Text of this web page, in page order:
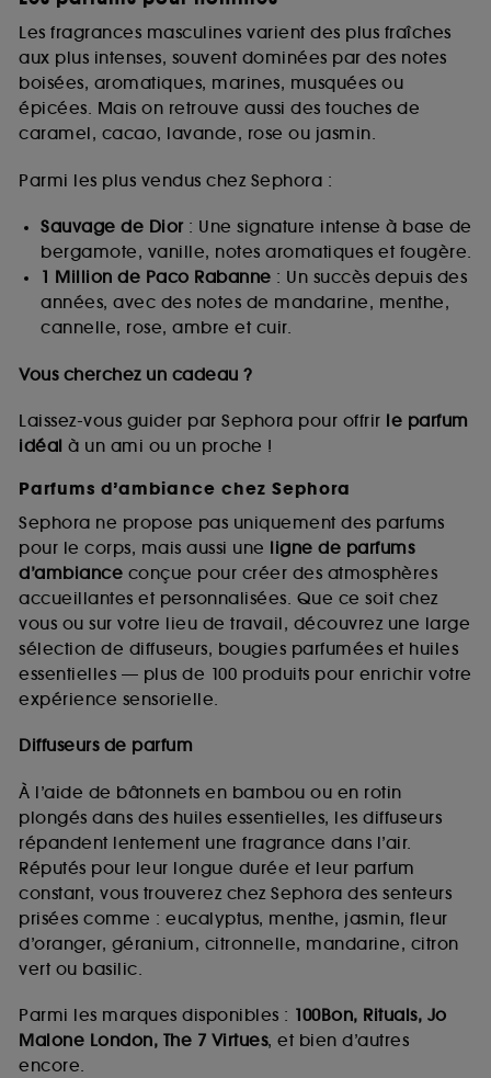
Les fragrances masculines varient des plus fraîches
aux plus intenses, souvent dominées par des notes
boisées, aromatiques, marines, musquées ou
épicées. Mais on retrouve aussi des touches de
caramel, cacao, lavande, rose ou jasmin.
Parmi les plus vendus chez Sephora :
Sauvage de Dior: Une signature intense à base de
bergamote, vanille, notes aromatiques et fougère.
1 Million de Paco Rabanne : Un succès depuis des
années, avec des notes de mandarine, menthe,
cannelle, rose, ambre et cuir.
Vous cherchez un cadeau ?
Laissez-vous guider par Sephora pour offrir le parfum
idéal à un ami ou un proche !
Parfums d’ambiance chez Sephora
Sephora ne propose pas uniquement des parfums
pour le corps, mais aussi une ligne de parfums
d’ambiance conçue pour créer des atmosphères
accueillantes et personnalisées. Que ce soit chez
vous ou sur votre lieu de travail, découvrez une large
sélection de diffuseurs, bougies parfumées et huiles
essentielles — plus de 100 produits pour enrichir votre
expérience sensorielle.
Diffuseurs de parfum
À l’aide de bâtonnets en bambou ou en rotin
plongés dans des huiles essentielles, les diffuseurs
répandent lentement une fragrance dans l’air.
Réputés pour leur longue durée et leur parfum
constant, vous trouverez chez Sephora des senteurs
prisées comme : eucalyptus, menthe, jasmin, fleur
d’oranger, géranium, citronnelle, mandarine, citron
vert ou basilic.
Parmi les marques disponibles : 100Bon, Rituals, Jo
Malone London, The 7 Virtues, et bien d’autres
encore.